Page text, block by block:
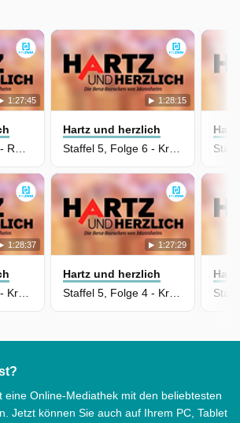
1:27:45
Staffel 6, Folge 7 - Rückkehr nach Krefeld (1)
1:28:15
Hartz und herzlich
Staffel 5, Folge 6 - Krefeld (3)
1:28:37 1:27:29
Hartz und herzlich
Staffel 5, Folge 4 - Krefeld (1)
eine Online-Mediathek mit den beliebtesten
Jetzt können Sie auch auf Ihrem PC, Tablet